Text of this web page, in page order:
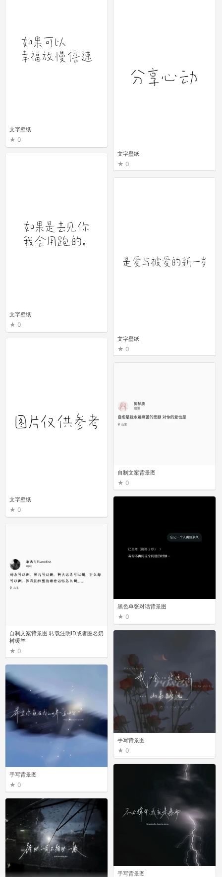
文字壁纸
0
文字壁纸
0
自制文案背景图
0
文字壁纸
0
黑色单张对话背景图
0
手写背景图
0
手写背景图
自制文案背景图 转载注明ID或者圈名奶
树暖羊
0
手写背景图
0
文字壁纸
0
文字壁纸
0